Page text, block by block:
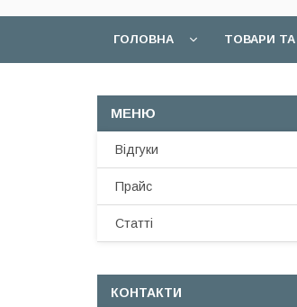
ГОЛОВНА ТОВАРИ
Відгуки
Прайс
Статті
КОНТАКТИ